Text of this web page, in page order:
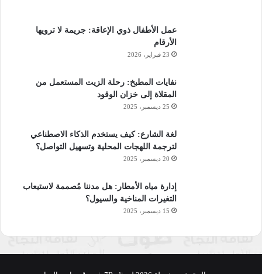
عمل الأطفال ذوي الإعاقة: جريمة لا ترويها
الأرقام
23 فبراير، 2026
نفايات المطبخ: رحلة الزيت المستعمل من
المقلاة إلى خزان الوقود
25 ديسمبر، 2025
لغة الشارع: كيف يستخدم الذكاء الاصطناعي
لترجمة اللهجات المحلية وتسهيل التواصل؟
20 ديسمبر، 2025
إدارة مياه الأمطار: هل مدننا مُصممة لاستيعاب
التغيرات المناخية والسيول؟
15 ديسمبر، 2025